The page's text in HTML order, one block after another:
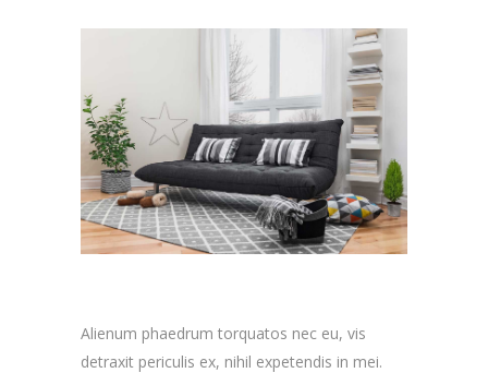
Alienum phaedrum torquatos nec eu, vis
detraxit periculis ex, nihil expetendis in mei.